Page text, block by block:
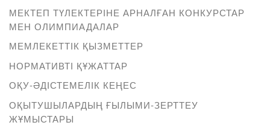
МЕКТЕП ТҮЛЕКТЕРІНЕ АРНАЛҒАН КОНКУРСТАР
МЕН ОЛИМПИАДАЛАР
МЕМЛЕКЕТТІК ҚЫЗМЕТТЕР
НОРМАТИВТІ ҚҰЖАТТАР
ОҚУ-ӘДІСТЕМЕЛІК КЕҢЕС
ОҚЫТУШЫЛАРДЫҢ ҒЫЛЫМИ-ЗЕРТТЕУ
ЖҰМЫСТАРЫ